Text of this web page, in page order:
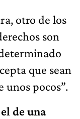
otro de los
son
que sean
pocos”.
de una